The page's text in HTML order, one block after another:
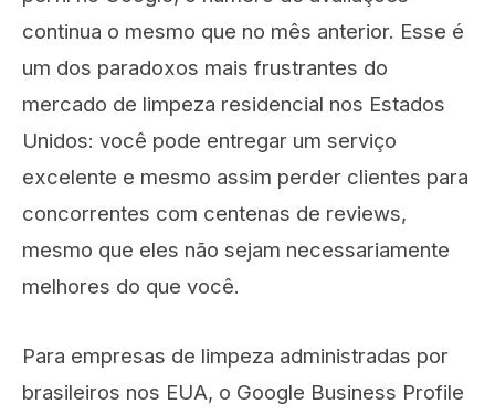
continua o mesmo que no mês anterior. Esse é
um dos paradoxos mais frustrantes do
mercado de limpeza residencial nos Estados
Unidos: você pode entregar um serviço
excelente e mesmo assim perder clientes para
concorrentes com centenas de reviews,
mesmo que eles não sejam necessariamente
melhores do que você.
Para empresas de limpeza administradas por
brasileiros nos EUA, o Google Business Profile